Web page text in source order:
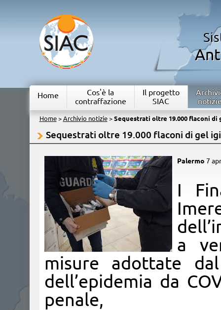
Home
Cos'è la
contraffazione
Il progetto
SIAC
Home> Archivio notizie> Sequestrati oltre 19.000 flaconi di
Sequestrati oltre 19.000 flaconi di gel
Palermo 7
I
a
misure adottate
dell’epidemia da
penale,